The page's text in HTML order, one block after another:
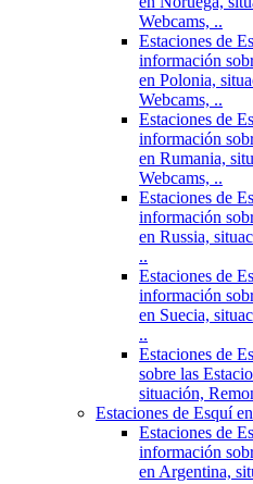
Webcams, ..
Estaciones de
información
en Polonia,
Webcams, ..
Estaciones de
información
en Rumania,
Webcams, ..
Estaciones de
información
en Russia,
..
Estaciones de
información
en Suecia,
..
Estaciones de
sobre las
situación,
Estaciones de Esquí
Estaciones de
información
en Argentina,